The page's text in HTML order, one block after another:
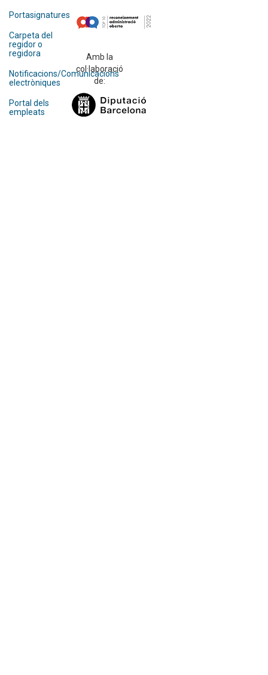
Portasignatures
Carpeta del
regidor o
regidora
Notificacions/Comunicacions
electròniques
Portal dels
empleats
Amb la
col·laboració
de: